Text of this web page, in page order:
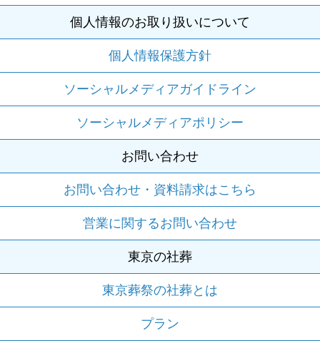
個人情報のお取り扱いについて
個人情報保護方針
ソーシャルメディアガイドライン
ソーシャルメディアポリシー
お問い合わせ
お問い合わせ・資料請求はこちら
営業に関するお問い合わせ
東京の社葬
東京葬祭の社葬とは
プラン